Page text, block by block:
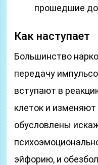
прошедшие
Как наступает
Большинство
передачу
вступают в
клеток и
обусловлены
эйфорию, и